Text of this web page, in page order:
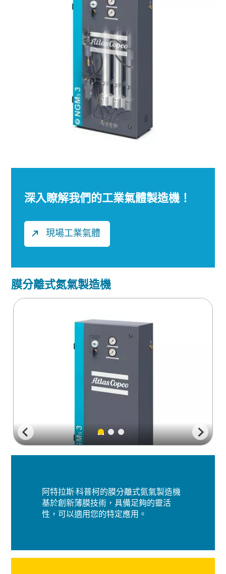
您所需要了解的所有氣動輸送流程相關資訊
探索您如何能建立更有效率的氣動輸送流程。
深入瞭解我們的工業氣體製造機！
現場工業氣體
膜分離式氮氣製造機
阿特拉斯·科普柯的膜分離式氮氣製造機
基於創新薄膜技術，具備足夠的靈活
性，可以適用您的特定應用。